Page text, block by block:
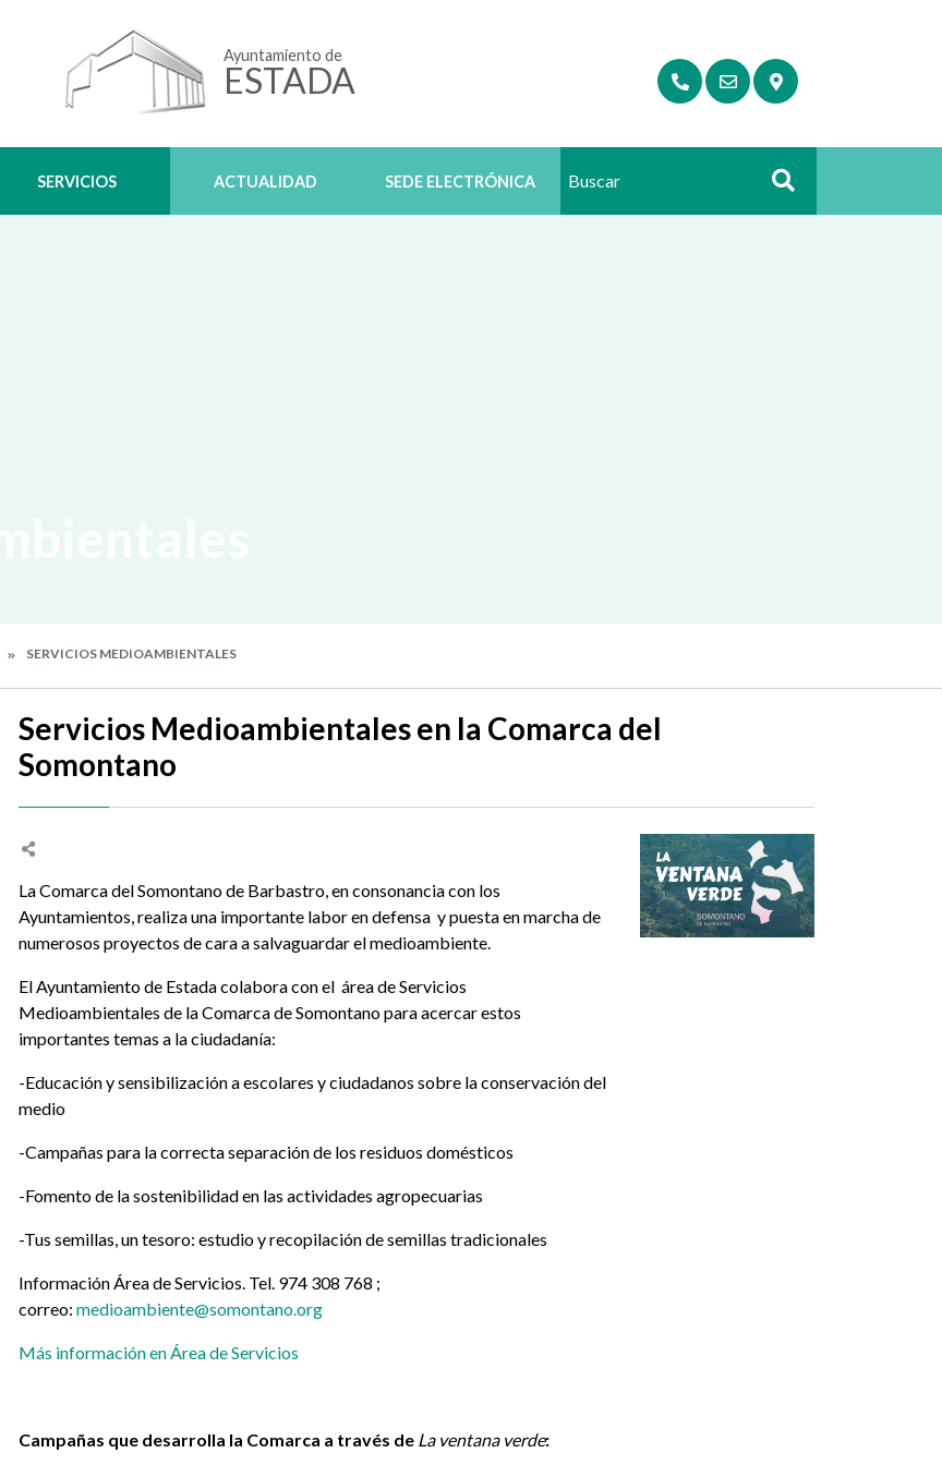
Ayuntamiento de
ESTADA
SERVICIOS ACTUALIDAD SEDE ELECTRÓNICA Buscar
SERVICIOS MEDIOAMBIENTALES
Servicios Medioambientales en la Comarca del
Somontano
La Comarca del Somontano de Barbastro, en consonancia con los
Ayuntamientos, realiza una importante labor en defensa y puesta en marcha de
numerosos proyectos de cara a salvaguardar el medioambiente.
El Ayuntamiento de Estada colabora con el área de Servicios
Medioambientales de la Comarca de Somontano para acercar estos
importantes temas a la ciudadanía:
-Educación y sensibilización a escolares y ciudadanos sobre la conservación del
medio
-Campañas para la correcta separación de los residuos domésticos
-Fomento de la sostenibilidad en las actividades agropecuarias
-Tus semillas, un tesoro: estudio y recopilación de semillas tradicionales
Información Área de Servicios. Tel. 974 308 768 ;
correo: medioambiente@somontano.org
Más información en Área de Servicios
Campañas que desarrolla la Comarca a través de La ventana verde: